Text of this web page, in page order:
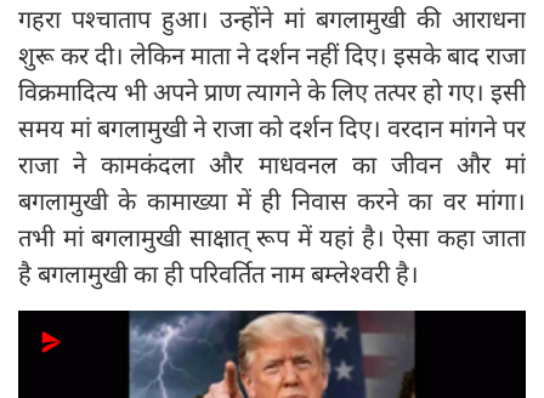
गहरा पश्चाताप हुआ। उन्होंने मां बगलामुखी की आराधना
शुरू कर दी। लेकिन माता ने दर्शन नहीं दिए। इसके बाद राजा
विक्रमादित्य भी अपने प्राण त्यागने के लिए तत्पर हो गए। इसी
समय मां बगलामुखी ने राजा को दर्शन दिए। वरदान मांगने पर
राजा ने कामकंदला और माधवनल का जीवन और मां
बगलामुखी के कामाख्या में ही निवास करने का वर मांगा।
तभी मां बगलामुखी साक्षात् रूप में यहां है। ऐसा कहा जाता
है बगलामुखी का ही परिवर्तित नाम बम्लेश्वरी है।